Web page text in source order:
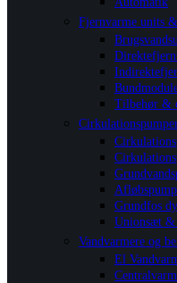
Fjernvarme units
Tilbehør &
Grundfos
Unionsæt
Vandvarmere og
El